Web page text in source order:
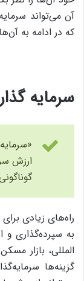
آن می‌تواند
که در ادامه به
سرمایه
ارزش
راه‌های زیادی
به سپرده‌گذاری و
المللی،‌‌ ‌بازار
گزینه‌ها